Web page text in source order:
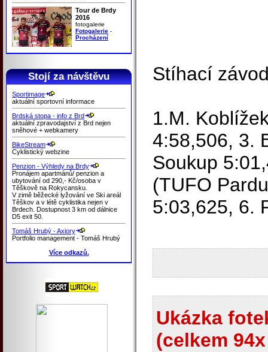
Tour de Brdy
2016
fotogalerie
Fotogalerie -
Procházení
Stojí za návštěvu
Sportimage
aktuální sportovní informace
Brdská stopa - info z Brd
aktuální zpravodajství z Brd nejen
sněhové + webkamery
BikeStream
Cyklistický webzine
Penzion - Výhledy na Brdy
Pronájem apartmánů/ penzion a
ubytování od 290,- Kč/osoba v
Těškově na Rokycansku.
V zimě běžecké lyžování ve Ski areál
Těškov a v létě cyklistika nejen v
Brdech. Dostupnost 3 km od dálnice
D5 exit 50.
Tomáš Hrubý - Axiory
Portfolio management - Tomáš Hrubý
Více odkazů.
Stíhací
1.M.
4:58,506, 3.
Soukup
(TUFO
5:03,625, 6.
Ukázka
(celkem